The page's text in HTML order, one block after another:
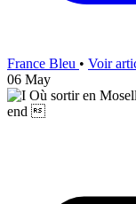
France Bleu • Voir
06 May